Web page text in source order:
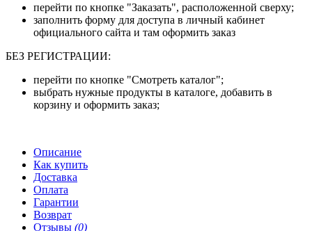
перейти по кнопке "Заказать", расположенной сверху;
заполнить форму для доступа в личный кабинет
официального сайта и там оформить заказ
БЕЗ РЕГИСТРАЦИИ:
перейти по кнопке "Смотреть каталог";
выбрать нужные продукты в каталоге, добавить в
корзину и оформить заказ;
Описание
Как купить
Доставка
Оплата
Гарантии
Возврат
Отзывы (0)